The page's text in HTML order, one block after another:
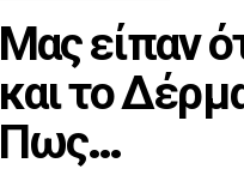
Μας είπαν
και το
Πως…